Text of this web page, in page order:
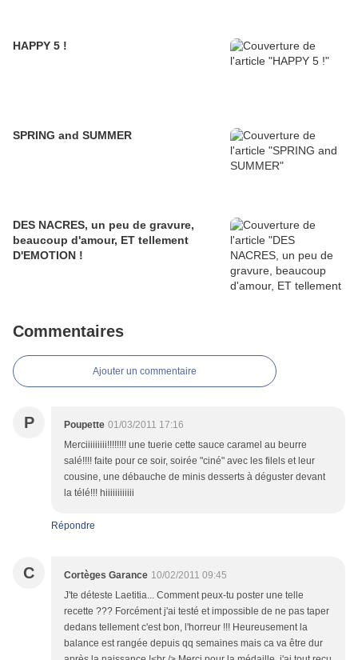
HAPPY 5 !
SPRING and SUMMER
DES NACRES, un peu de gravure,
beaucoup d'amour, ET tellement
D'EMOTION !
Commentaires
Ajouter un commentaire
P Poupette 01/03/2011 17:16
Merciiiiiiiii!!!!!!!! une tuerie cette sauce caramel au beurre
salé!!!! faite pour ce soir, soirée "ciné" avec les filels et leur
cousine, une débauche de minis desserts à déguster devant
la télé!!! hiiiiiiiiiiii
Répondre
C Cortèges Garance 10/02/2011 09:45
J'te déteste Laetitia... Comment peux-tu poster une telle
recette ??? Forcément j'ai testé et impossible de ne pas taper
dedans tellement c'est bon, l'horreur !!! Heureusement la
balance est rangée depuis qq semaines mais ca va être dur